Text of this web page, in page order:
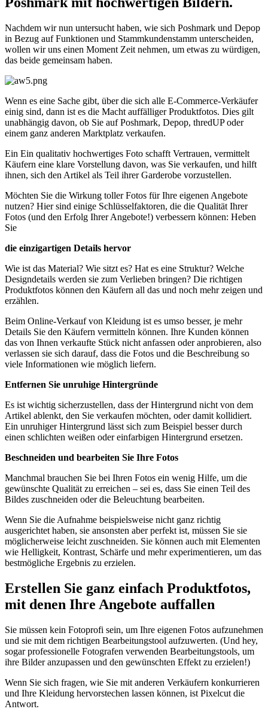
Nachdem wir nun untersucht haben, wie sich Poshmark und Depop
in Bezug auf Funktionen und Stammkundenstamm unterscheiden,
wollen wir uns einen Moment Zeit nehmen, um etwas zu würdigen,
das beide gemeinsam haben.
Wenn es eine Sache gibt, über die sich alle E-Commerce-Verkäufer
einig sind, dann ist es die Macht auffälliger Produktfotos. Dies gilt
unabhängig davon, ob Sie auf Poshmark, Depop, thredUP oder
einem ganz anderen Marktplatz verkaufen.
Ein Ein qualitativ hochwertiges Foto schafft Vertrauen, vermittelt
Käufern eine klare Vorstellung davon, was Sie verkaufen, und hilft
ihnen, sich den Artikel als Teil ihrer Garderobe vorzustellen.
Möchten Sie die Wirkung toller Fotos für Ihre eigenen Angebote
nutzen? Hier sind einige Schlüsselfaktoren, die die Qualität Ihrer
Fotos (und den Erfolg Ihrer Angebote!) verbessern können: Heben
Sie
die einzigartigen Details hervor
Wie ist das Material? Wie sitzt es? Hat es eine Struktur? Welche
Designdetails werden sie zum Verlieben bringen? Die richtigen
Produktfotos können den Käufern all das und noch mehr zeigen und
erzählen.
Beim Online-Verkauf von Kleidung ist es umso besser, je mehr
Details Sie den Käufern vermitteln können. Ihre Kunden können
das von Ihnen verkaufte Stück nicht anfassen oder anprobieren, also
verlassen sie sich darauf, dass die Fotos und die Beschreibung so
viele Informationen wie möglich liefern.
Entfernen Sie unruhige Hintergründe
Es ist wichtig sicherzustellen, dass der Hintergrund nicht von dem
Artikel ablenkt, den Sie verkaufen möchten, oder damit kollidiert.
Ein unruhiger Hintergrund lässt sich zum Beispiel besser durch
einen schlichten weißen oder einfarbigen Hintergrund ersetzen.
Beschneiden und bearbeiten Sie Ihre Fotos
Manchmal brauchen Sie bei Ihren Fotos ein wenig Hilfe, um die
gewünschte Qualität zu erreichen – sei es, dass Sie einen Teil des
Bildes zuschneiden oder die Beleuchtung bearbeiten.
Wenn Sie die Aufnahme beispielsweise nicht ganz richtig
ausgerichtet haben, sie ansonsten aber perfekt ist, müssen Sie sie
möglicherweise leicht zuschneiden. Sie können auch mit Elementen
wie Helligkeit, Kontrast, Schärfe und mehr experimentieren, um das
bestmögliche Ergebnis zu erzielen.
Erstellen Sie ganz einfach Produktfotos,
mit denen Ihre Angebote auffallen
Sie müssen kein Fotoprofi sein, um Ihre eigenen Fotos aufzunehmen
und sie mit dem richtigen Bearbeitungstool aufzuwerten. (Und hey,
sogar professionelle Fotografen verwenden Bearbeitungstools, um
ihre Bilder anzupassen und den gewünschten Effekt zu erzielen!)
Wenn Sie sich fragen, wie Sie mit anderen Verkäufern konkurrieren
und Ihre Kleidung hervorstechen lassen können, ist Pixelcut die
Antwort.